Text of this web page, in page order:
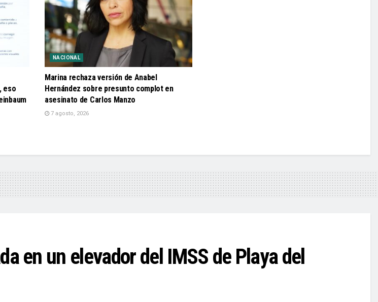
eso
NACIONAL
Marina rechaza versión de Anabel
Hernández sobre presunto complot en
asesinato de Carlos Manzo
7 agosto, 2026
en un elevador del IMSS de Playa del